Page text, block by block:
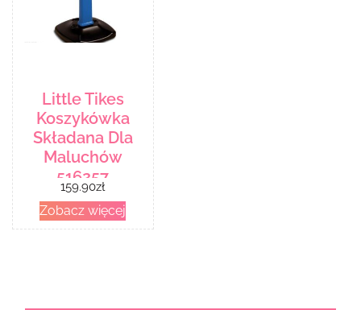
Little Tikes
Koszykówka
Składana Dla
Maluchów
516257
159.90zł
Zobacz więcej